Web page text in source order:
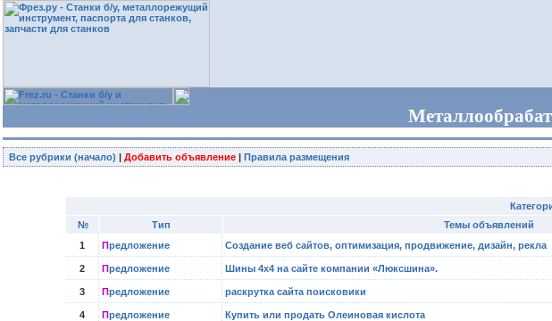
Все рубрики (начало) | Добавить объявление | Правила размещения
№
Тип Темы объявлений
1
Предложение Создание веб сайтов, оптимизация, продвижение, дизайн, рекла
2 Предложение Шины 4х4 на сайте компании «Люксшина».
3 Предложение раскрутка сайта поисковики
4 Предложение Купить или продать Олеиновая кислота